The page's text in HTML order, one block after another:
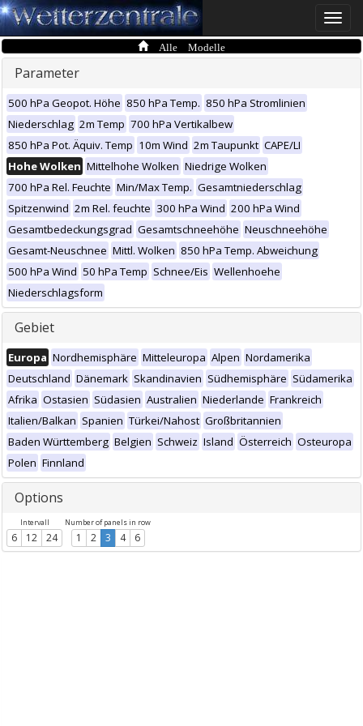
Toggle
Alle Modelle
Parameter
500 hPa Geopot. Höhe 850 hPa Temp. 850 hPa Stromlinien
Niederschlag 2m Temp 700 hPa Vertikalbew
850 hPa Pot. Äquiv. Temp 10m Wind 2m Taupunkt CAPE/LI
Hohe Wolken Mittelhohe Wolken Niedrige Wolken
700 hPa Rel. Feuchte Min/Max Temp. Gesamtniederschlag
Spitzenwind 2m Rel. feuchte 300 hPa Wind 200 hPa Wind
Gesamtbedeckungsgrad Gesamtschneehöhe Neuschneehöhe
Gesamt-Neuschnee Mittl. Wolken 850 hPa Temp. Abweichung
500 hPa Wind 50 hPa Temp Schnee/Eis Wellenhoehe
Niederschlagsform
Gebiet
Europa Nordhemisphäre Mitteleuropa Alpen Nordamerika
Deutschland Dänemark Skandinavien Südhemisphäre Südamerika
Afrika Ostasien Südasien Australien Niederlande Frankreich
Italien/Balkan Spanien Türkei/Nahost Großbritannien
Baden Württemberg Belgien Schweiz Island Österreich Osteuropa
Polen Finnland
Options
Intervall
6 12 24
Number of panels in row
1 2 3 4 6